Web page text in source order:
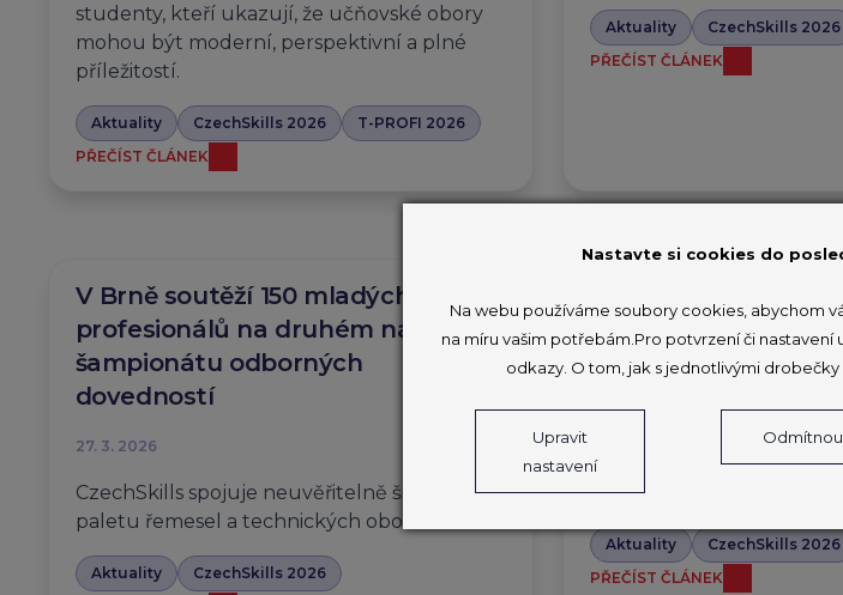
studenty, kteří ukazují, že učňovské obory
mohou být moderní, perspektivní a plné
příležitostí.
Aktuality CzechSkills 2026
T-PROFI 2026
PŘEČÍST ČLÁNEK
Aktuality CzechSkills 2026
PŘEČÍST ČLÁNEK
V Brně soutěží 150 mladých
profesionálů na druhém národním
šampionátu odborných
dovedností
27. 3. 2026
CzechSkills spojuje neuvěřitelně širokou
paletu řemesel a technických oborů.
Aktuality
CzechSkills 2026
mladí lidé v akci:
ukážou
CzechSkills startuje již 26.
Aktuality
CzechSkills 2026
PŘEČÍST ČLÁNEK
Nastavte si cookies do
Na webu používáme soubory cookies, abychom
na míru vašim potřebám.Pro potvrzení či
odkazy. O tom, jak s jednotlivými
Upravit
nastavení